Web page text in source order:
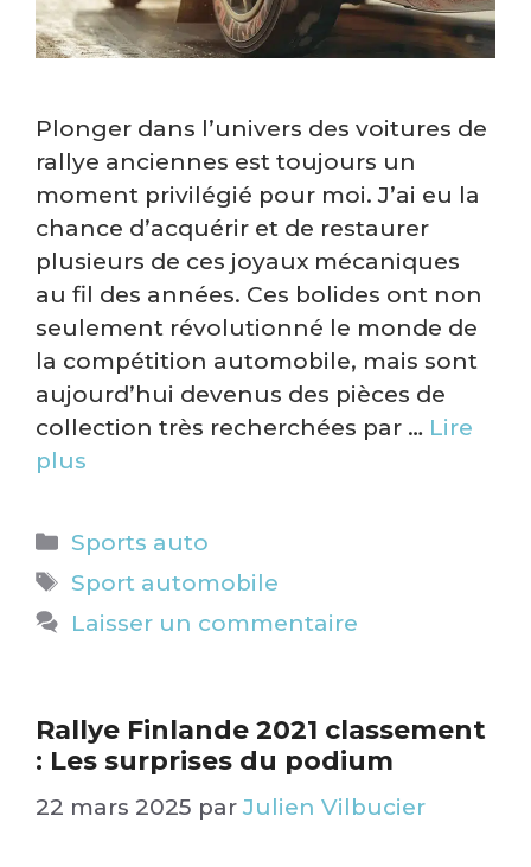
Plonger dans l’univers des voitures de
rallye anciennes est toujours un
moment privilégié pour moi. J’ai eu la
chance d’acquérir et de restaurer
plusieurs de ces joyaux mécaniques
au fil des années. Ces bolides ont non
seulement révolutionné le monde de
la compétition automobile, mais sont
aujourd’hui devenus des pièces de
collection très recherchées par … Lire
plus
Catégories
Sports auto
Étiquettes
Sport automobile
Laisser un commentaire
Rallye Finlande 2021 classement
: Les surprises du podium​
22 mars 2025 par Julien Vilbucier